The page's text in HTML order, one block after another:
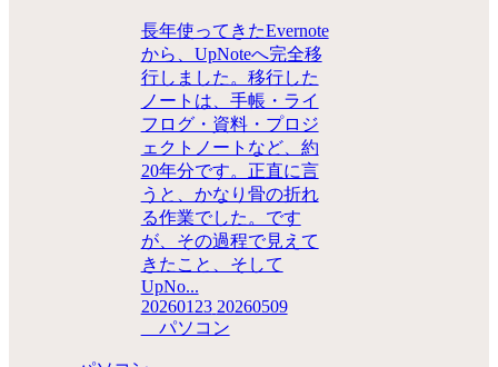
長年使ってきたEvernote
から、UpNoteへ完全移
行しました。移行した
ノートは、手帳・ライ
フログ・資料・プロジ
ェクトノートなど、約
20年分です。正直に言
うと、かなり骨の折れ
る作業でした。です
が、その過程で見えて
きたこと、そして
UpNo...
20260123 20260509
パソコン